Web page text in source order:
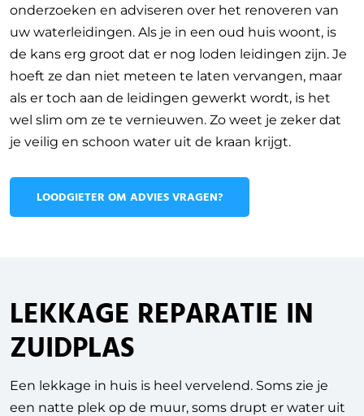
onderzoeken en adviseren over het renoveren van
uw waterleidingen. Als je in een oud huis woont, is
de kans erg groot dat er nog loden leidingen zijn. Je
hoeft ze dan niet meteen te laten vervangen, maar
als er toch aan de leidingen gewerkt wordt, is het
wel slim om ze te vernieuwen. Zo weet je zeker dat
je veilig en schoon water uit de kraan krijgt.
LOODGIETER OM ADVIES VRAGEN?
LEKKAGE REPARATIE IN
ZUIDPLAS
Een lekkage in huis is heel vervelend. Soms zie je
een natte plek op de muur, soms drupt er water uit